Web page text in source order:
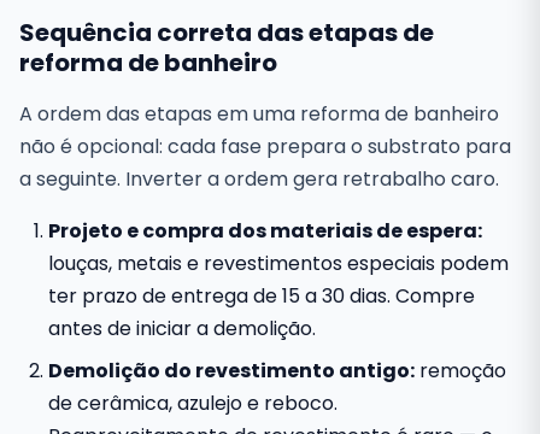
Sequência correta das etapas de
reforma de banheiro
A ordem das etapas em uma reforma de banheiro
não é opcional: cada fase prepara o substrato para
a seguinte. Inverter a ordem gera retrabalho caro.
Projeto e compra dos materiais de espera:
louças, metais e revestimentos especiais podem
ter prazo de entrega de 15 a 30 dias. Compre
antes de iniciar a demolição.
Demolição do revestimento antigo: remoção
de cerâmica, azulejo e reboco.